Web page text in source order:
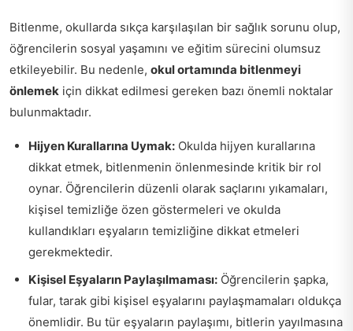
Bitlenme, okullarda sıkça karşılaşılan bir sağlık sorunu olup,
öğrencilerin sosyal yaşamını ve eğitim sürecini olumsuz
etkileyebilir. Bu nedenle, okul ortamında bitlenmeyi
önlemek için dikkat edilmesi gereken bazı önemli noktalar
bulunmaktadır.
Hijyen Kurallarına Uymak: Okulda hijyen kurallarına
dikkat etmek, bitlenmenin önlenmesinde kritik bir rol
oynar. Öğrencilerin düzenli olarak saçlarını yıkamaları,
kişisel temizliğe özen göstermeleri ve okulda
kullandıkları eşyaların temizliğine dikkat etmeleri
gerekmektedir.
Kişisel Eşyaların Paylaşılmaması: Öğrencilerin şapka,
fular, tarak gibi kişisel eşyalarını paylaşmamaları oldukça
önemlidir. Bu tür eşyaların paylaşımı, bitlerin yayılmasına